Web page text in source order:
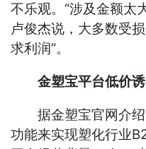
不乐观。“涉及金额太
卢俊杰说，大多数受
求利润”。
金塑宝平台低价
据金塑宝官网介绍
功能来实现塑化行业